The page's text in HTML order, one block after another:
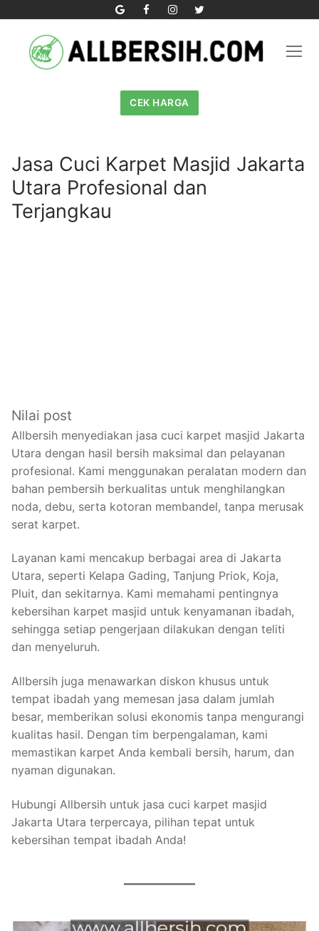
content
CEK HARGA
Jasa Cuci Karpet Masjid Jakarta
Utara Profesional dan
Terjangkau
Nilai post
Allbersih menyediakan jasa cuci karpet masjid Jakarta
Utara dengan hasil bersih maksimal dan pelayanan
profesional. Kami menggunakan peralatan modern dan
bahan pembersih berkualitas untuk menghilangkan
noda, debu, serta kotoran membandel, tanpa merusak
serat karpet.
Layanan kami mencakup berbagai area di Jakarta
Utara, seperti Kelapa Gading, Tanjung Priok, Koja,
Pluit, dan sekitarnya. Kami memahami pentingnya
kebersihan karpet masjid untuk kenyamanan ibadah,
sehingga setiap pengerjaan dilakukan dengan teliti
dan menyeluruh.
Allbersih juga menawarkan diskon khusus untuk
tempat ibadah yang memesan jasa dalam jumlah
besar, memberikan solusi ekonomis tanpa mengurangi
kualitas hasil. Dengan tim berpengalaman, kami
memastikan karpet Anda kembali bersih, harum, dan
nyaman digunakan.
Hubungi Allbersih untuk jasa cuci karpet masjid
Jakarta Utara terpercaya, pilihan tepat untuk
kebersihan tempat ibadah Anda!